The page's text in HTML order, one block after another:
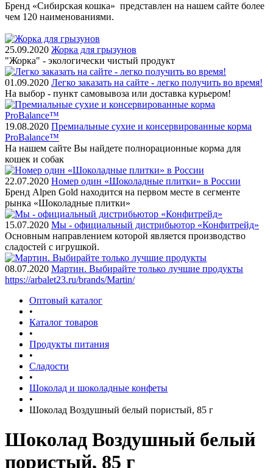
Бренд «Сибирская кошка» представлен на нашем сайте более
чем 120 наименованиями.
25.09.2020 Жорка для грызунов
"Жорка" - экологически чистый продукт
01.09.2020 Легко заказать на сайте - легко получить во время!
На выбор - пункт самовывоза или доставка курьером!
19.08.2020 Премиальные сухие и консервированные корма
ProBalance™
На нашем сайте Вы найдете полнорационные корма для
кошек и собак
22.07.2020 Номер один «Шоколадные плитки» в России
Бренд Alpen Gold находится на первом месте в сегменте
рынка «Шоколадные плитки»
15.07.2020 Мы - официальный дистрибьютор «Конфитрейд»
Основным направлением которой является производство
сладостей с игрушкой.
08.07.2020 Мартин. Выбирайте только лучшие продукты
https://arbalet23.ru/brands/Martin/
Оптовый каталог
•
Каталог товаров
•
Продукты питания
•
Сладости
•
Шоколад и шоколадные конфеты
•
Шоколад Воздушный белый пористый, 85 г
Шоколад Воздушный белый
пористый, 85 г